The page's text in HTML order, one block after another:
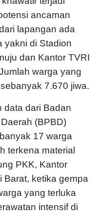
ancaman
lapangan ada
yakni di Stadion
dan Kantor TVRI
warga yang
7.670 jiwa.
data dari Badan
(BPBD)
17 warga
terkena material
PKK, Kantor
Barat, ketika gempa
yang terluka
intensif di